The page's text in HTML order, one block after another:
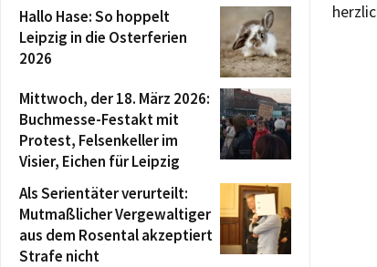
Hallo Hase: So hoppelt
Leipzig in die Osterferien
2026
Mittwoch, der 18. März 2026:
Buchmesse-Festakt mit
Protest, Felsenkeller im
Visier, Eichen für Leipzig
Als Serientäter verurteilt:
Mutmaßlicher Vergewaltiger
aus dem Rosental akzeptiert
Strafe nicht